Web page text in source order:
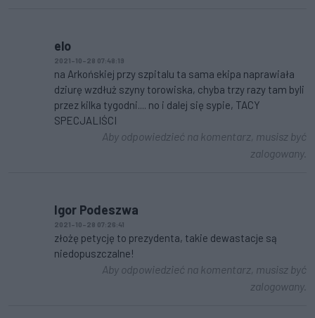
elo
2021-10-28 07:48:19
na Arkońskiej przy szpitalu ta sama ekipa naprawiała
dziurę wzdłuż szyny torowiska, chyba trzy razy tam byli
przez kilka tygodni.... no i dalej się sypie, TACY
SPECJALIŚCI
Aby odpowiedzieć na komentarz, musisz być
zalogowany.
Igor Podeszwa
2021-10-28 07:26:41
złożę petycję to prezydenta, takie dewastacje są
niedopuszczalne!
Aby odpowiedzieć na komentarz, musisz być
zalogowany.